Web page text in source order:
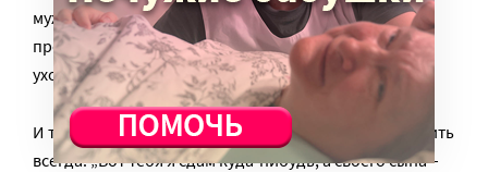
мужа: „И что мы теперь делать будем?“ Меня уже
предупредили, что в нашей ситуации либо мужья
уходят, либо детей куда-нибудь сдают.
И тут Денис мне сказал фразу, которую я буду помнить
всегда: „Вот тебя я сдам куда-нибудь, а своего сына –